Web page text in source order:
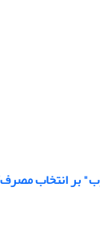
بر انتخاب